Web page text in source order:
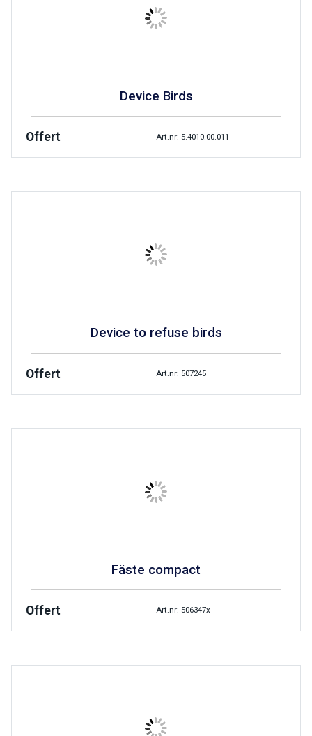
Device Birds
Offert Art.nr: 5.4010.00.011
Device to refuse birds
Offert Art.nr: 507245
Fäste compact
Offert Art.nr: 506347x